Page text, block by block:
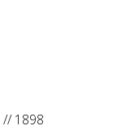
// 1898